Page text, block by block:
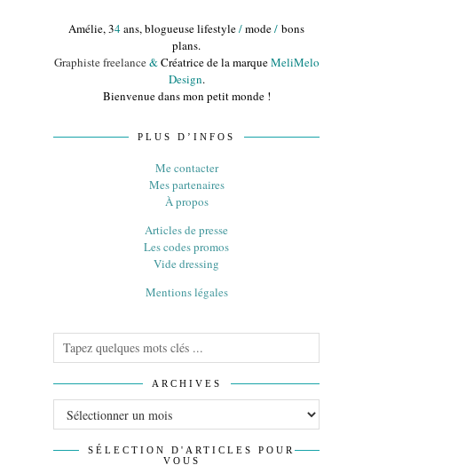
Amélie, 34ans, blogueuse lifestyle/mode/ bons
plans.
Graphiste freelance&Créatrice de la marqueMeliMelo
Design.
Bienvenue dans mon petit monde !
PLUS D’INFOS
Me contacter
Mes partenaires
À propos
Articles de presse
Les codes promos
Vide dressing
Mentions légales
ARCHIVES
SÉLECTION D'ARTICLES POUR
VOUS